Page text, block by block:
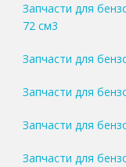
Запчасти для
72 см3
Запчасти для
Запчасти для
Запчасти для
Запчасти для